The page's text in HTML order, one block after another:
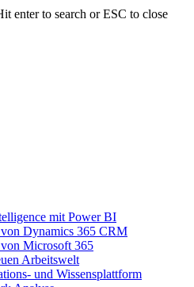
enter to search or ESC to close
mit Power BI
Dynamics 365 CRM
Microsoft 365
Arbeitswelt
und Wissensplattform